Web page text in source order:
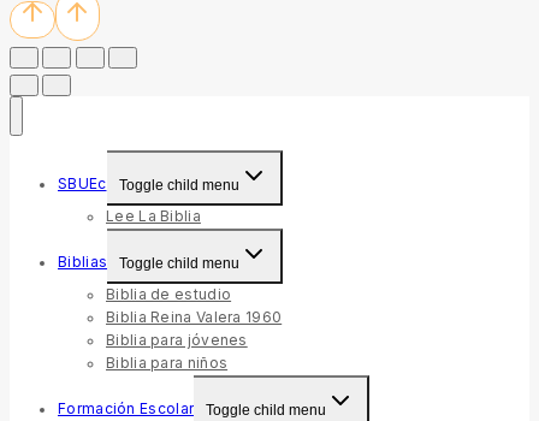
SBUEc Toggle child menu
Lee La Biblia
Biblias Toggle child menu
Biblia de estudio
Biblia Reina Valera 1960
Biblia para jóvenes
Biblia para niños
Formación Escolar Toggle child menu